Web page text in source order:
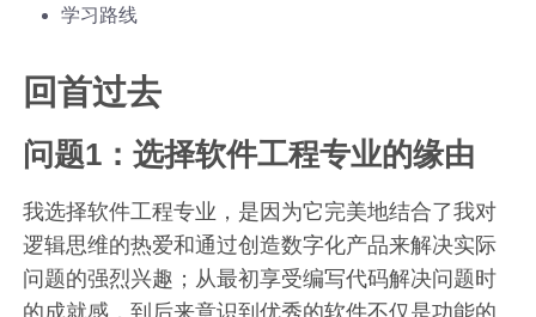
学习路线
回首过去
问题1：选择软件工程专业的缘由
我选择软件工程专业，是因为它完美地结合了我对
逻辑思维的热爱和通过创造数字化产品来解决实际
问题的强烈兴趣；从最初享受编写代码解决问题时
的成就感，到后来意识到优秀的软件不仅是功能的